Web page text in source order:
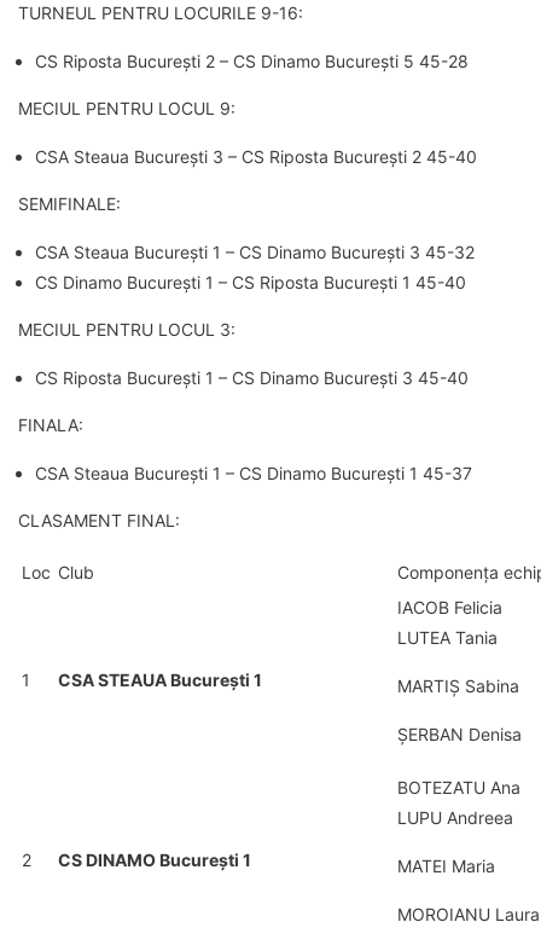
TURNEUL PENTRU LOCURILE 9-16:
CS Riposta București 2 – CS Dinamo București 5 45-28
MECIUL PENTRU LOCUL 9:
CSA Steaua București 3 – CS Riposta București 2 45-40
SEMIFINALE:
CSA Steaua București 1 – CS Dinamo București 3 45-32
CS Dinamo București 1 – CS Riposta București 1 45-40
MECIUL PENTRU LOCUL 3:
CS Riposta București 1 – CS Dinamo București 3 45-40
FINALA:
CSA Steaua București 1 – CS Dinamo București 1 45-37
CLASAMENT FINAL:
Loc Club Componența
1 CSA STEAUA București 1
IACOB Felicia
LUTEA Tania
MARTIȘ Sabina
ȘERBAN Denisa
2 CS DINAMO București 1
BOTEZATU Ana
LUPU Andreea
MATEI Maria
MOROIANU Laura